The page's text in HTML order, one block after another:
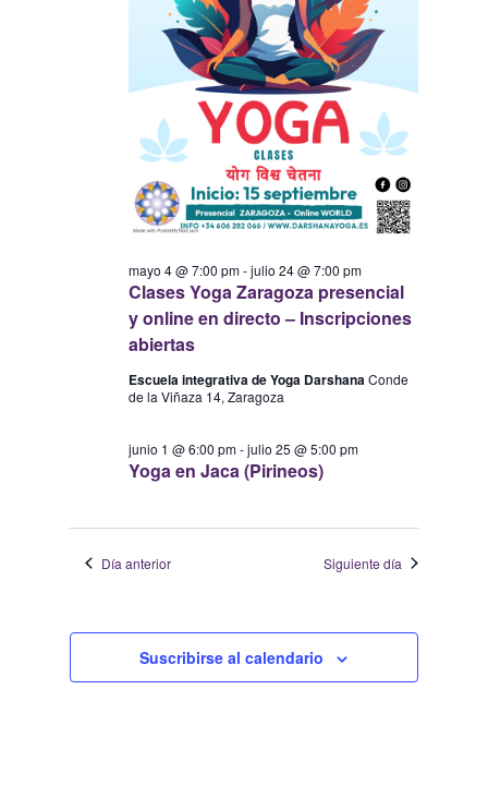
Clases Yoga Zaragoza presencial
y online en directo – Inscripciones
abiertas
mayo 4 @ 7:00 pm-julio 24 @ 7:00 pm
Escuela integrativa de Yoga DarshanaConde
de la Viñaza 14, Zaragoza
Yoga en Jaca (Pirineos)
junio 1 @ 6:00 pm-julio 25 @ 5:00 pm
Día anterior Siguiente día
Suscribirse al calendario